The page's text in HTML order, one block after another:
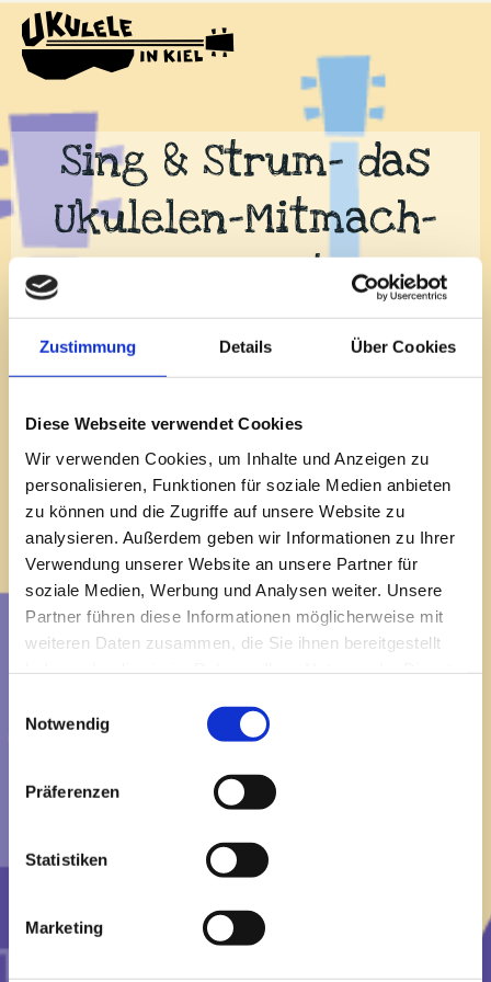
Zustimmung Details Über Cookies
Diese Webseite verwendet Cookies
Wir verwenden Cookies, um Inhalte und Anzeigen zu
personalisieren, Funktionen für soziale Medien anbieten
zu können und die Zugriffe auf unsere Website zu
analysieren. Außerdem geben wir Informationen zu Ihrer
Verwendung unserer Website an unsere Partner für
soziale Medien, Werbung und Analysen weiter. Unsere
Partner führen diese Informationen möglicherweise mit
weiteren Daten zusammen, die Sie ihnen bereitgestellt
Notwendig
Präferenzen
Statistiken
Marketing
springen
Sing & Strum- das
Ukulelen-Mitmach-
Konzert
am 10. Oktober 2026 um 19 Uhr im
Michaeliskirche | Wulfsbrook 29 |
24113 Kiel
Ein ganz besonderes musikalisches Erlebnis für
alle Ukulelenfans
– und solche, die es werden wollen…
Die Herbstzeit wird mit dem 5. Ukulele-
gefeiert.
Crashkurs statt, Leihinstrumente sind
projiziert, das Publikum verschmilzt zu einer
großen Band, zum kraftvollen Chor.
In den Pausen stehen Getränke und Brezel
bereit.